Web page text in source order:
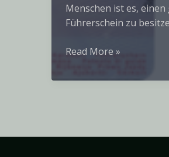
Menschen ist es,
Führerschein zu
Østrigsk
uden
Read More »